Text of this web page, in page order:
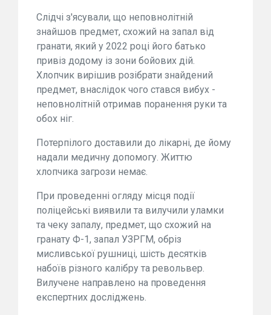
Слідчі з'ясували, що неповнолітній
знайшов предмет, схожий на запал від
гранати, який у 2022 році його батько
привіз додому із зони бойових дій.
Хлопчик вирішив розібрати знайдений
предмет, внаслідок чого стався вибух -
неповнолітній отримав поранення руки та
обох ніг.
Потерпілого доставили до лікарні, де йому
надали медичну допомогу. Життю
хлопчика загрози немає.
При проведенні огляду місця події
поліцейські виявили та вилучили уламки
та чеку запалу, предмет, що схожий на
гранату Ф-1, запал УЗРГМ, обріз
мисливської рушниці, шість десятків
набоїв різного калібру та револьвер.
Вилучене направлено на проведення
експертних досліджень.